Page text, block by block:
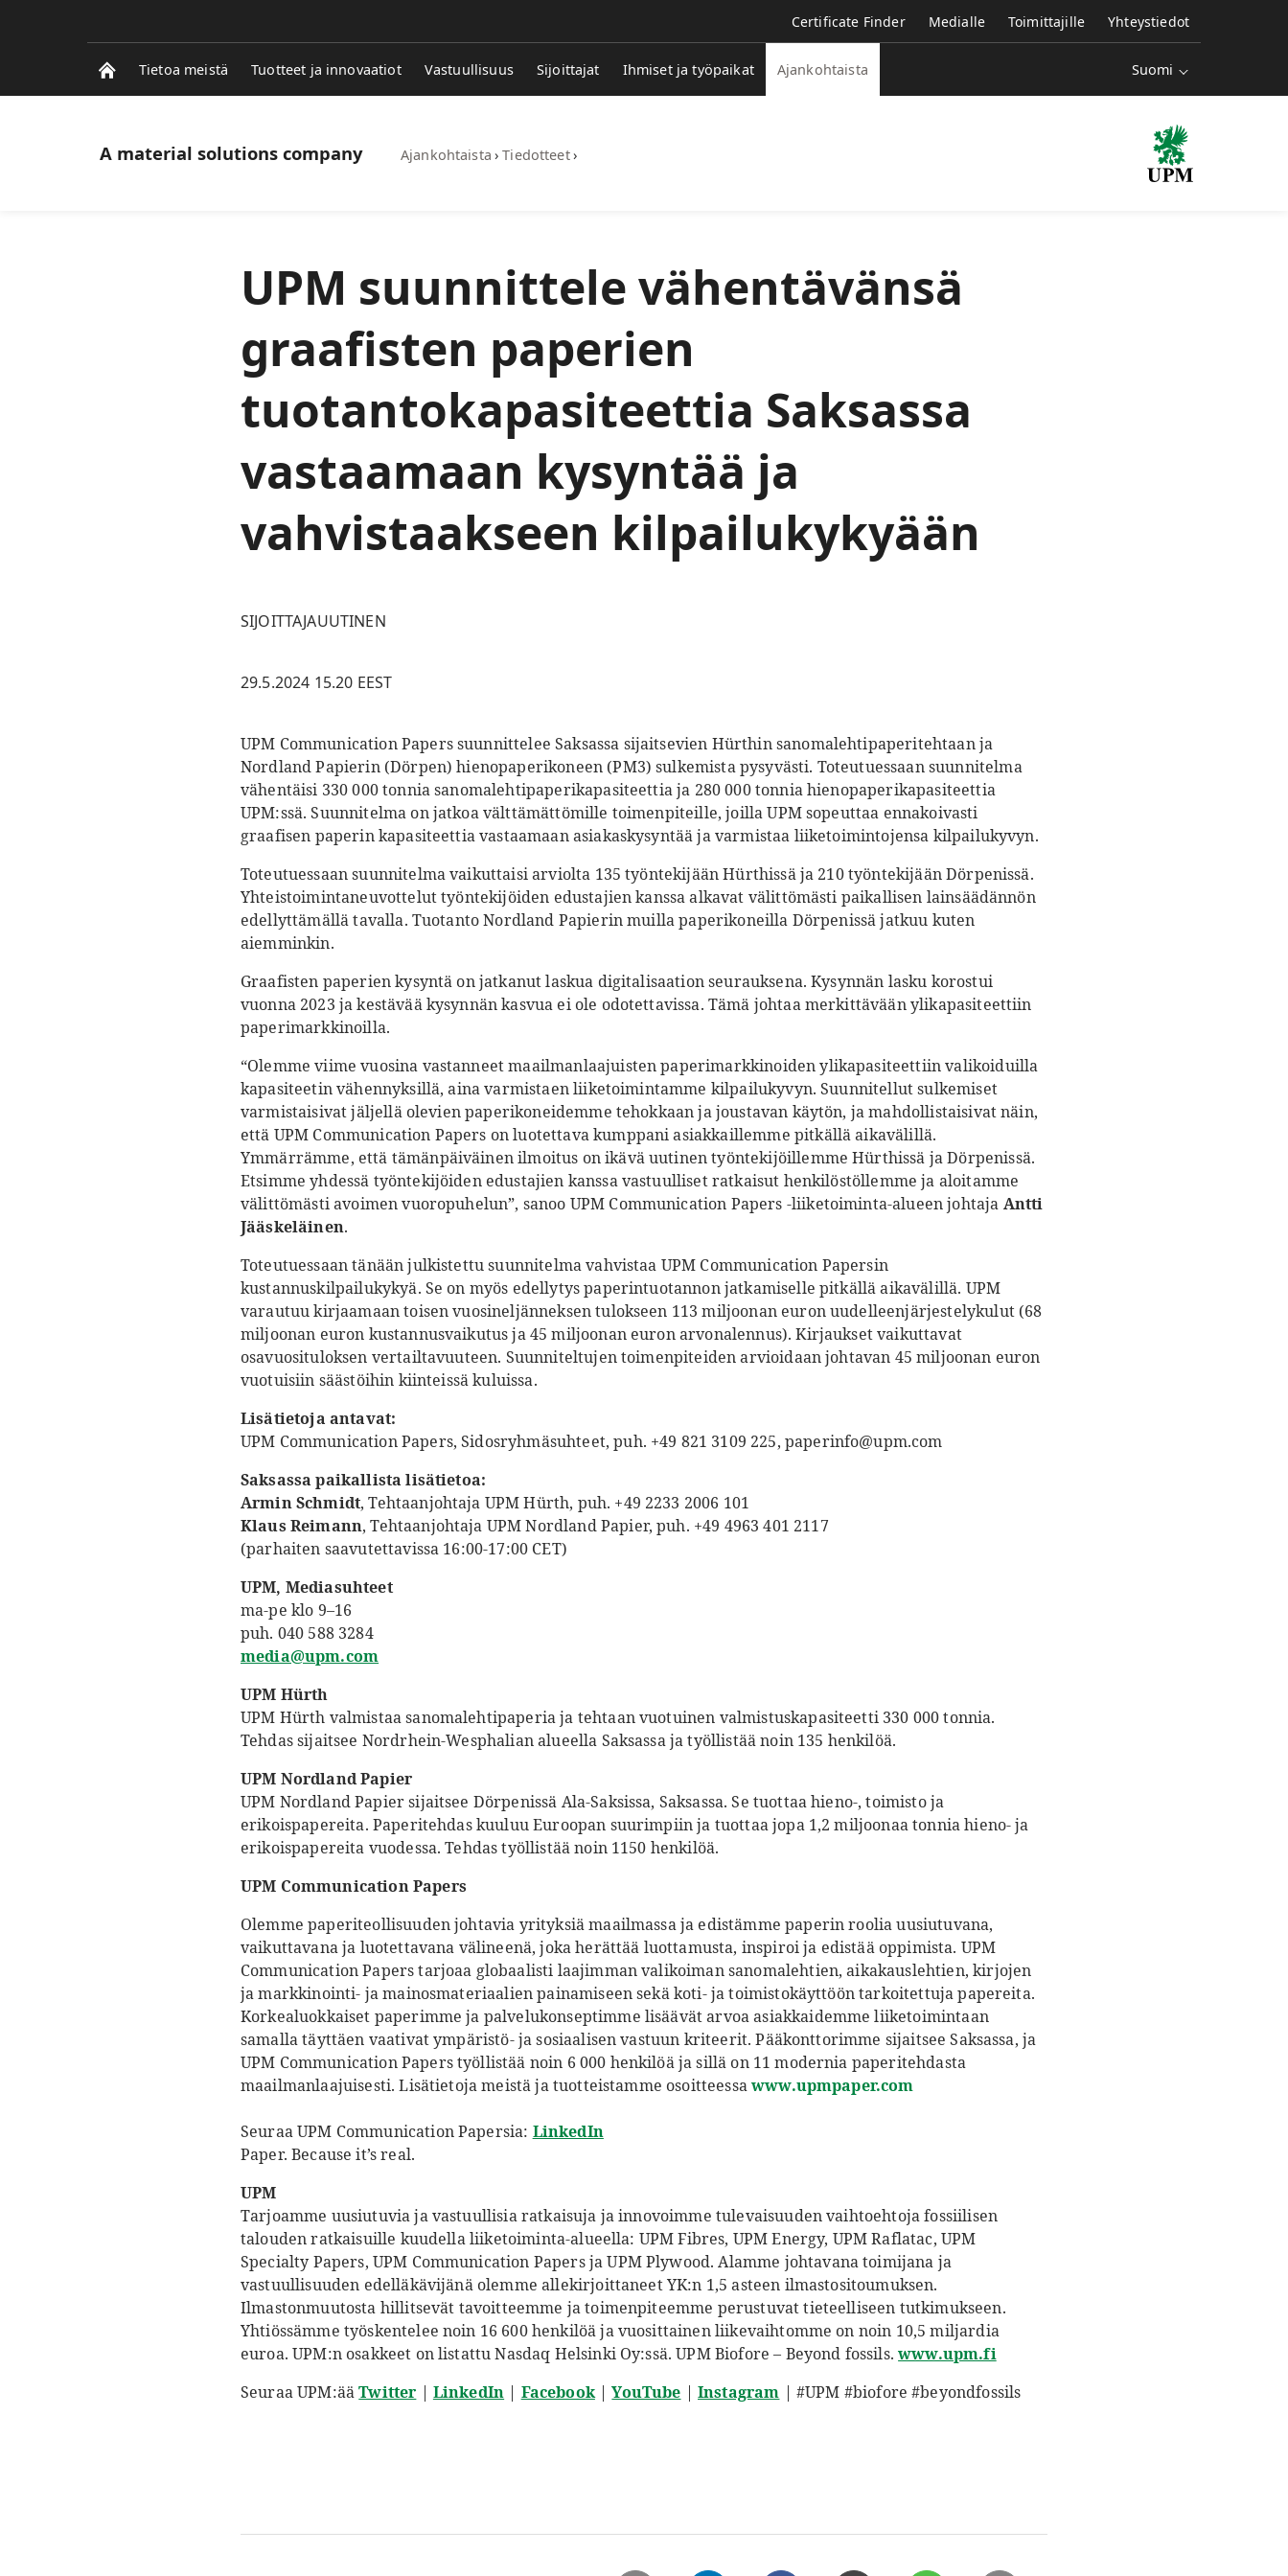
Certificate Finder Medialle Toimittajille Yhteystiedot
Suomi
Tietoa meistä Tuotteet ja innovaatiot Vastuullisuus Sijoittajat Ihmiset ja työpaikat Ajankohtaista
A material solutions company Ajankohtaista › Tiedotteet›
UPM suunnittele vähentävänsä
graafisten paperien
tuotantokapasiteettia Saksassa
vastaamaan kysyntää ja
vahvistaakseen kilpailukykyään
SIJOITTAJAUUTINEN
29.5.2024 15.20 EEST
UPM Communication Papers suunnittelee Saksassa sijaitsevien Hürthin sanomalehtipaperitehtaan ja
Nordland Papierin (Dörpen) hienopaperikoneen (PM3) sulkemista pysyvästi. Toteutuessaan suunnitelma
vähentäisi 330 000 tonnia sanomalehtipaperikapasiteettia ja 280 000 tonnia hienopaperikapasiteettia
UPM:ssä. Suunnitelma on jatkoa välttämättömille toimenpiteille, joilla UPM sopeuttaa ennakoivasti
graafisen paperin kapasiteettia vastaamaan asiakaskysyntää ja varmistaa liiketoimintojensa kilpailukyvyn.
Toteutuessaan suunnitelma vaikuttaisi arviolta 135 työntekijään Hürthissä ja 210 työntekijään Dörpenissä.
Yhteistoimintaneuvottelut työntekijöiden edustajien kanssa alkavat välittömästi paikallisen lainsäädännön
edellyttämällä tavalla. Tuotanto Nordland Papierin muilla paperikoneilla Dörpenissä jatkuu kuten
aiemminkin.
Graafisten paperien kysyntä on jatkanut laskua digitalisaation seurauksena. Kysynnän lasku korostui
vuonna 2023 ja kestävää kysynnän kasvua ei ole odotettavissa. Tämä johtaa merkittävään ylikapasiteettiin
paperimarkkinoilla.
“Olemme viime vuosina vastanneet maailmanlaajuisten paperimarkkinoiden ylikapasiteettiin valikoiduilla
kapasiteetin vähennyksillä, aina varmistaen liiketoimintamme kilpailukyvyn. Suunnitellut sulkemiset
varmistaisivat jäljellä olevien paperikoneidemme tehokkaan ja joustavan käytön, ja mahdollistaisivat näin,
että UPM Communication Papers on luotettava kumppani asiakkaillemme pitkällä aikavälillä.
Ymmärrämme, että tämänpäiväinen ilmoitus on ikävä uutinen työntekijöillemme Hürthissä ja Dörpenissä.
Etsimme yhdessä työntekijöiden edustajien kanssa vastuulliset ratkaisut henkilöstöllemme ja aloitamme
välittömästi avoimen vuoropuhelun”, sanoo UPM Communication Papers -liiketoiminta-alueen johtaja Antti
Jääskeläinen.
Toteutuessaan tänään julkistettu suunnitelma vahvistaa UPM Communication Papersin
kustannuskilpailukykyä. Se on myös edellytys paperintuotannon jatkamiselle pitkällä aikavälillä. UPM
varautuu kirjaamaan toisen vuosineljänneksen tulokseen 113 miljoonan euron uudelleenjärjestelykulut (68
miljoonan euron kustannusvaikutus ja 45 miljoonan euron arvonalennus). Kirjaukset vaikuttavat
osavuosituloksen vertailtavuuteen. Suunniteltujen toimenpiteiden arvioidaan johtavan 45 miljoonan euron
vuotuisiin säästöihin kiinteissä kuluissa.
Lisätietoja antavat:
UPM Communication Papers, Sidosryhmäsuhteet, puh. +49 821 3109 225, paperinfo@upm.com
Saksassa paikallista lisätietoa:
Armin Schmidt, Tehtaanjohtaja UPM Hürth, puh. +49 2233 2006 101
Klaus Reimann, Tehtaanjohtaja UPM Nordland Papier, puh. +49 4963 401 2117
(parhaiten saavutettavissa 16:00-17:00 CET)
UPM, Mediasuhteet
ma-pe klo 9–16
puh. 040 588 3284
media@upm.com
UPM Hürth
UPM Hürth valmistaa sanomalehtipaperia ja tehtaan vuotuinen valmistuskapasiteetti 330 000 tonnia.
Tehdas sijaitsee Nordrhein-Wesphalian alueella Saksassa ja työllistää noin 135 henkilöä.
UPM Nordland Papier
UPM Nordland Papier sijaitsee Dörpenissä Ala-Saksissa, Saksassa. Se tuottaa hieno-, toimisto ja
erikoispapereita. Paperitehdas kuuluu Euroopan suurimpiin ja tuottaa jopa 1,2 miljoonaa tonnia hieno- ja
erikoispapereita vuodessa. Tehdas työllistää noin 1150 henkilöä.
UPM Communication Papers
Olemme paperiteollisuuden johtavia yrityksiä maailmassa ja edistämme paperin roolia uusiutuvana,
vaikuttavana ja luotettavana välineenä, joka herättää luottamusta, inspiroi ja edistää oppimista. UPM
Communication Papers tarjoaa globaalisti laajimman valikoiman sanomalehtien, aikakauslehtien, kirjojen
ja markkinointi- ja mainosmateriaalien painamiseen sekä koti- ja toimistokäyttöön tarkoitettuja papereita.
Korkealuokkaiset paperimme ja palvelukonseptimme lisäävät arvoa asiakkaidemme liiketoimintaan
samalla täyttäen vaativat ympäristö- ja sosiaalisen vastuun kriteerit. Pääkonttorimme sijaitsee Saksassa, ja
UPM Communication Papers työllistää noin 6 000 henkilöä ja sillä on 11 modernia paperitehdasta
maailmanlaajuisesti. Lisätietoja meistä ja tuotteistamme osoitteessawww.upmpaper.com
Seuraa UPM Communication Papersia: LinkedIn
Paper. Because it’s real.
UPM
Tarjoamme uusiutuvia ja vastuullisia ratkaisuja ja innovoimme tulevaisuuden vaihtoehtoja fossiilisen
talouden ratkaisuille kuudella liiketoiminta-alueella: UPM Fibres, UPM Energy, UPM Raflatac, UPM
Specialty Papers, UPM Communication Papers ja UPM Plywood. Alamme johtavana toimijana ja
vastuullisuuden edelläkävijänä olemme allekirjoittaneet YK:n 1,5 asteen ilmastositoumuksen.
Ilmastonmuutosta hillitsevät tavoitteemme ja toimenpiteemme perustuvat tieteelliseen tutkimukseen.
Yhtiössämme työskentelee noin 16 600 henkilöä ja vuosittainen liikevaihtomme on noin 10,5 miljardia
euroa. UPM:n osakkeet on listattu Nasdaq Helsinki Oy:ssä. UPM Biofore – Beyond fossils.www.upm.fi
Seuraa UPM:ääTwitter | LinkedIn | Facebook|YouTube | Instagram | #UPM #biofore #beyondfossils